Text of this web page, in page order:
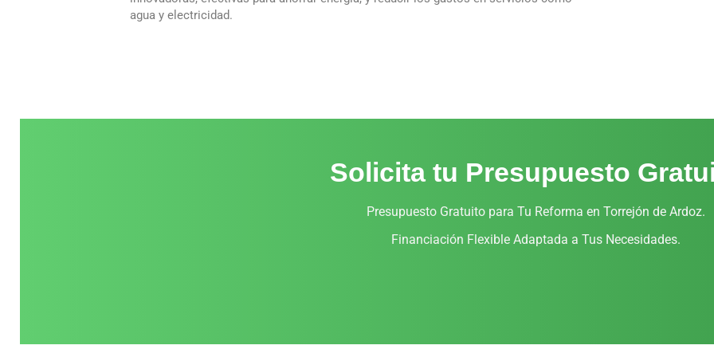
agua y electricidad.
Solicita tu Presupuesto
Presupuesto Gratuito para Tu Reforma en Torrejón de Ardoz.
Financiación Flexible Adaptada a Tus Necesidades.